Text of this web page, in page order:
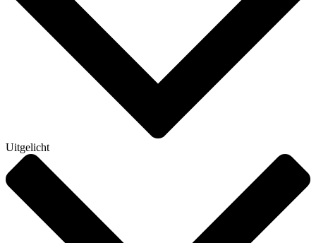
Uitgelicht